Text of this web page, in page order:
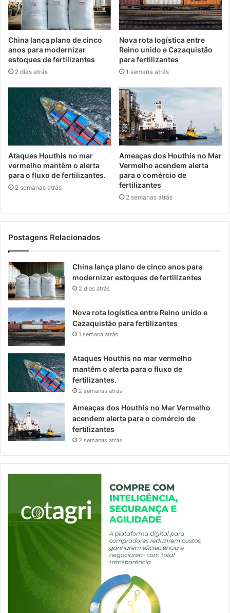
China lança plano de cinco
anos para modernizar
estoques de fertilizantes
2 dias atrás
Nova rota logística entre
Reino unido e Cazaquistão
para fertilizantes
1 semana atrás
Ataques Houthis no mar
vermelho mantêm o alerta
para o fluxo de fertilizantes.
2 semanas atrás
Ameaças dos Houthis no Mar
Vermelho acendem alerta
para o comércio de
fertilizantes
2 semanas atrás
Postagens Relacionados
China lança plano de cinco anos para
modernizar estoques de fertilizantes
2 dias atrás
Nova rota logística entre Reino unido e
Cazaquistão para fertilizantes
1 semana atrás
Ataques Houthis no mar vermelho
mantêm o alerta para o fluxo de
fertilizantes.
2 semanas atrás
Ameaças dos Houthis no Mar Vermelho
acendem alerta para o comércio de
fertilizantes
2 semanas atrás